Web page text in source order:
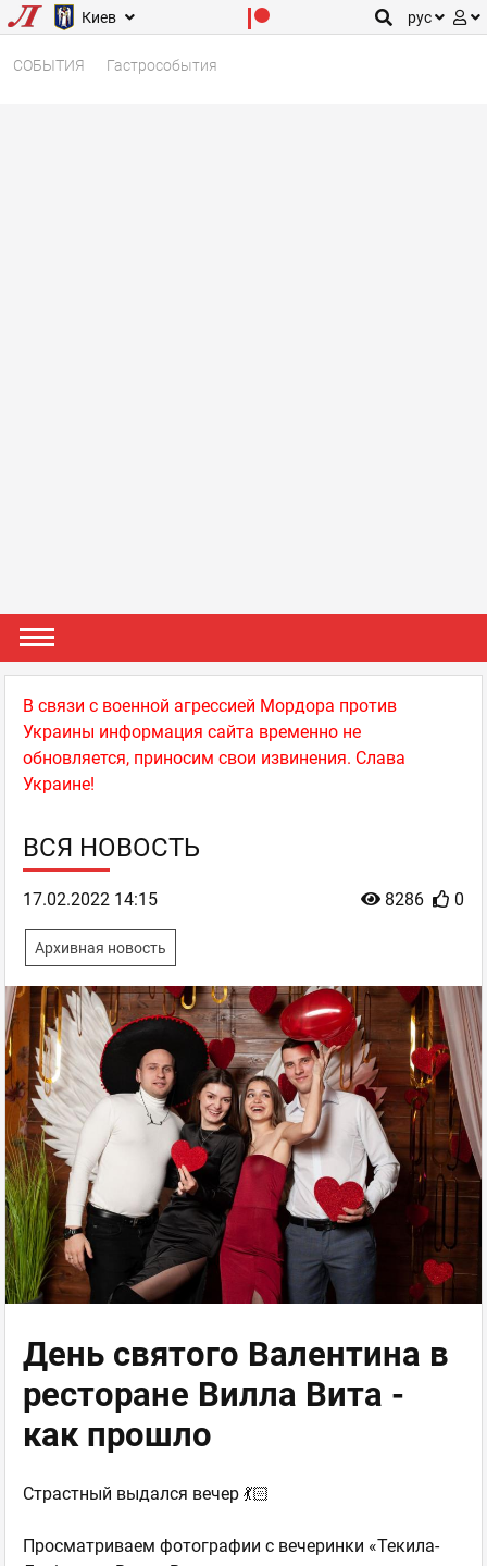
Киев рус
СОБЫТИЯ Гастрособытия
В связи с военной агрессией Мордора против
Украины информация сайта временно не
обновляется, приносим свои извинения. Слава
Украине!
ВСЯ НОВОСТЬ
8286 0
17.02.2022 14:15
Архивная новость
День святого Валентина в
ресторане Вилла Вита -
как прошло
Страстный выдался вечер 💃🏻
Просматриваем фотографии с вечеринки «Текила-